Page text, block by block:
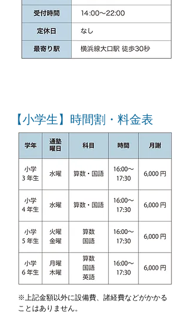
【小学生】時間割・料金表
※ 上記金額以外に設備費、諸経費などがかかる
ことはありません。